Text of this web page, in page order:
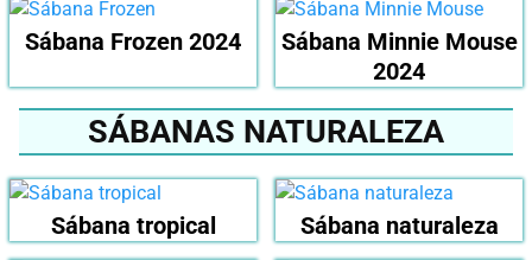
Sábana Frozen 2024
Sábana Minnie Mouse
2024
SÁBANAS NATURALEZA
Sábana tropical Sábana naturaleza